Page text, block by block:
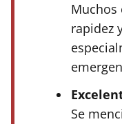
Muchos
rapidez
Se